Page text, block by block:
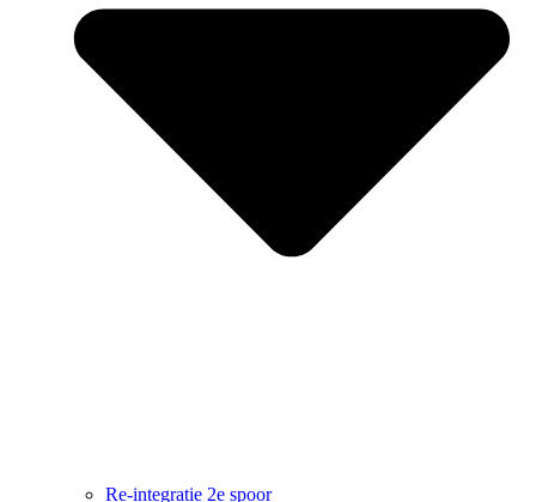
Re-integratie 2e spoor